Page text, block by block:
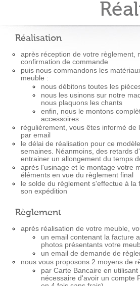
Réalisation
après réception de votre règlement,
confirmation de commande
puis nous commandons les
meuble :
nous débitons toutes les
nous les usinons sur notre
nous plaquons les chants
enfin, nous le montons
accessoires
régulièrement, vous êtes informé
par email
le délai de réalisation pour ce
semaines. Néanmoins, des retards
entrainer un allongement du temps
après l'usinage et le montage votre
éléments en vue du règlement final
le solde du règlement s'effectue à
son expédition
Règlement
après réalisation de votre meuble,
un email contenant la facture
photos présentants votre
un email de demande de
nous vous proposons 2 moyens de
par Carte Bancaire en
nécessaire d'avoir un compte